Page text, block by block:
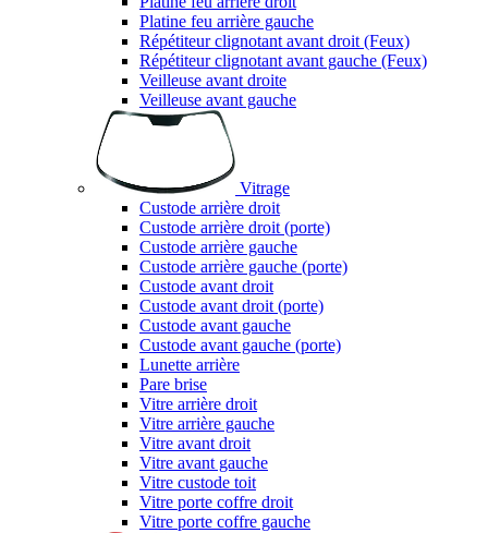
Platine feu arrière gauche
Répétiteur clignotant avant droit (Feux)
Répétiteur clignotant avant gauche (Feux)
Veilleuse avant droite
Veilleuse avant gauche
Vitrage
Custode arrière droit
Custode arrière droit (porte)
Custode arrière gauche
Custode arrière gauche (porte)
Custode avant droit
Custode avant droit (porte)
Custode avant gauche
Custode avant gauche (porte)
Lunette arrière
Pare brise
Vitre arrière droit
Vitre arrière gauche
Vitre avant droit
Vitre avant gauche
Vitre custode toit
Vitre porte coffre droit
Vitre porte coffre gauche